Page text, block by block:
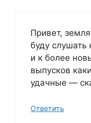
Привет,
буду слушать
и к более
выпусков
удачные —
Ответить